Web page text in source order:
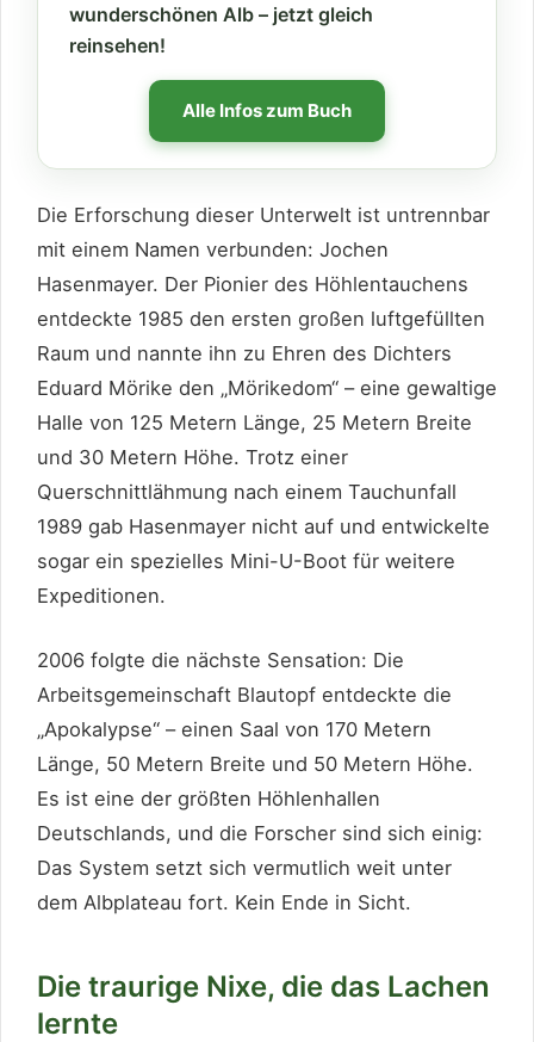
wunderschönen Alb – jetzt gleich
reinsehen!
Alle Infos zum Buch
Die Erforschung dieser Unterwelt ist untrennbar
mit einem Namen verbunden: Jochen
Hasenmayer. Der Pionier des Höhlentauchens
entdeckte 1985 den ersten großen luftgefüllten
Raum und nannte ihn zu Ehren des Dichters
Eduard Mörike den „Mörikedom“ – eine gewaltige
Halle von 125 Metern Länge, 25 Metern Breite
und 30 Metern Höhe. Trotz einer
Querschnittlähmung nach einem Tauchunfall
1989 gab Hasenmayer nicht auf und entwickelte
sogar ein spezielles Mini-U-Boot für weitere
Expeditionen.
2006 folgte die nächste Sensation: Die
Arbeitsgemeinschaft Blautopf entdeckte die
„Apokalypse“ – einen Saal von 170 Metern
Länge, 50 Metern Breite und 50 Metern Höhe.
Es ist eine der größten Höhlenhallen
Deutschlands, und die Forscher sind sich einig:
Das System setzt sich vermutlich weit unter
dem Albplateau fort. Kein Ende in Sicht.
Die traurige Nixe, die das Lachen
lernte